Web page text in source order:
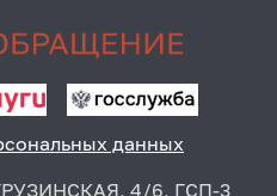
данных
4/6, ГСП-3